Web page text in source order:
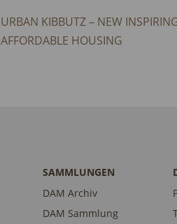
URBAN KIBBUTZ – NEW
AFFORDABLE HOUSING
SAMMLUNGEN
DAM Archiv
DAM Sammlung